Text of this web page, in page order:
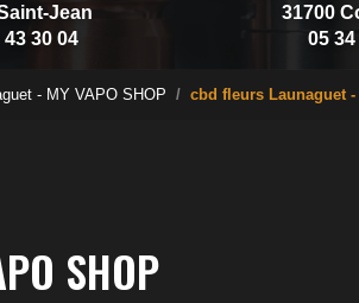
Jean
43 30 04
31700
05 34
- MY VAPO SHOP cbd fleurs Launaguet -
SHOP